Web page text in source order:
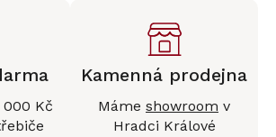
000 Kč
Kamenná prodejna
Máme showroom v
Hradci Králové